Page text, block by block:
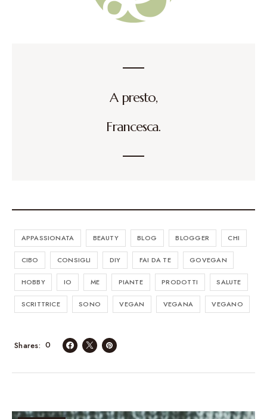
A presto,
Francesca.
APPASSIONATA BEAUTY BLOG BLOGGER CHI
CIBO CONSIGLI DIY FAI DA TE GOVEGAN
HOBBY IO ME PIANTE PRODOTTI SALUTE
SCRITTRICE SONO VEGAN VEGANA VEGANO
0
Shares